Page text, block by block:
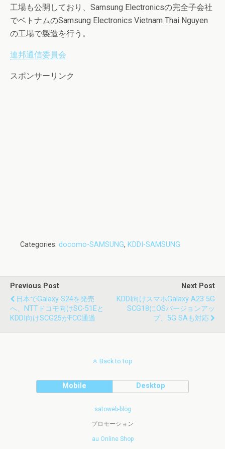
工場も公開しており、Samsung Electronicsの完全子会社
でベトナムのSamsung Electronics Vietnam Thai Nguyen
の工場で製造を行う。
連邦通信委員会
スポンサーリンク
Categories: docomo-SAMSUNG, KDDI-SAMSUNG
Previous Post
日本でGalaxy S24を発売
へ、NTTドコモ向けSC-51Eと
KDDI向けSCG25がFCC通過
Next Post
KDDI向けスマホGalaxy A23 5G
SCG18にOSバージョンアッ
プ、5G SAも対応
Back to top
Mobile Desktop
satoweb-blog
プロモーション
au Online Shop